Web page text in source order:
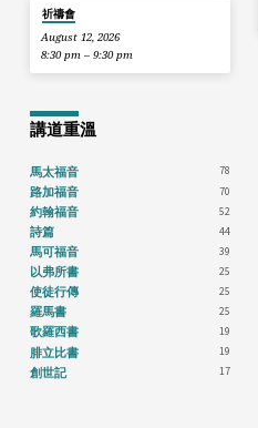
祈禱會
August 12, 2026
8:30 pm – 9:30 pm
講道重溫
馬太福音 78
路加福音 70
約翰福音 52
詩篇 44
馬可福音 39
以弗所書 25
使徒行傳 25
羅馬書 25
歌羅西書 19
腓立比書 19
創世記 17